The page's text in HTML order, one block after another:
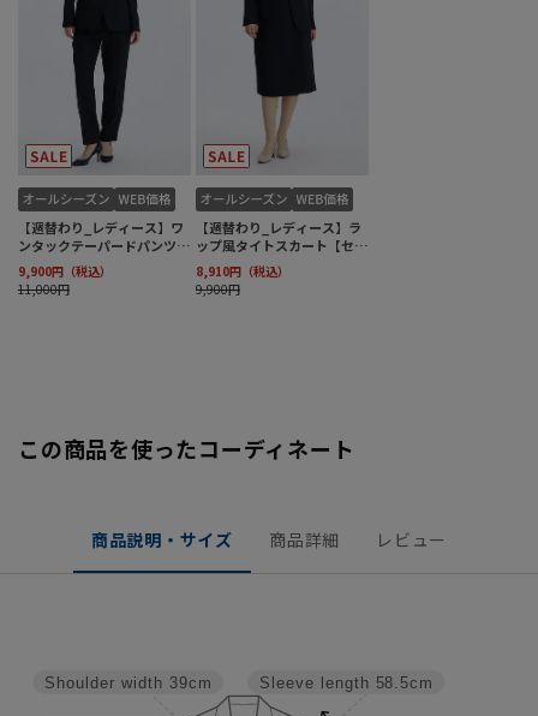
この商品を使ったコーディネート
商品説明・サイズ 商品詳細 レビュー
Sleeve length 58.5cm
Shoulder width 39cm